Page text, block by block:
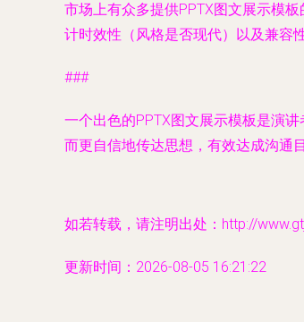
市场上有众多提供PPTX图文展示模
计时效性（风格是否现代）以及兼容
###
一个出色的PPTX图文展示模板是演
而更自信地传达思想，有效达成沟通
如若转载，请注明出处：http://
更新时间：2026-08-05 16:21:22